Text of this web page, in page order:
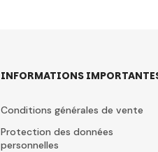
INFORMATIONS
Conditions générales de vente
Protection des données
personnelles